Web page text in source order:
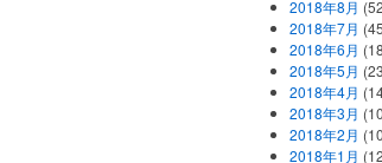
2018年8月
2018年7月
2018年6月
2018年5月
2018年4月
2018年3月
2018年2月
2018年1月